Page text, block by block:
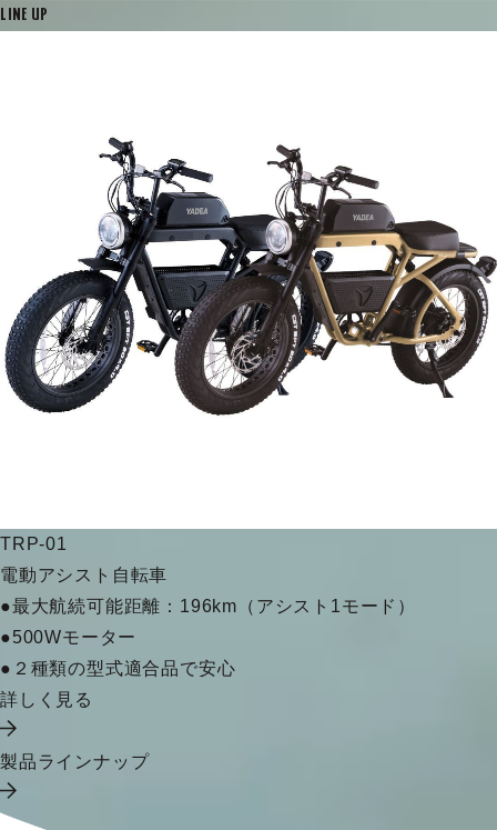
LINE UP
TRP-01
電動アシスト自転車
●最大航続可能距離：196km（アシスト1モード）
●500Wモーター
●２種類の型式適合品で安心
詳しく見る
製品ラインナップ